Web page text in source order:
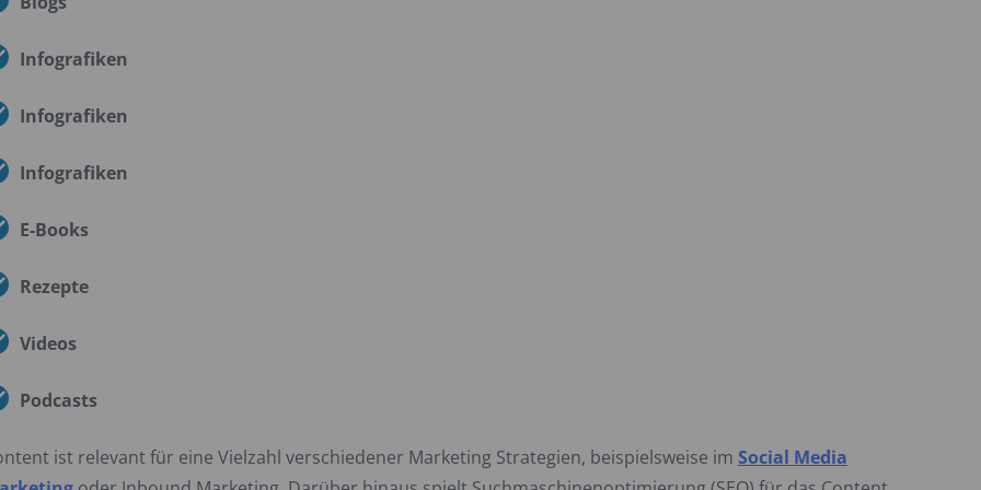
Infografiken
Infografiken
Infografiken
E-Books
Rezepte
Videos
Podcasts
ist relevant für eine Vielzahl verschiedener Marketing Strategien, beispielsweise im Social Media